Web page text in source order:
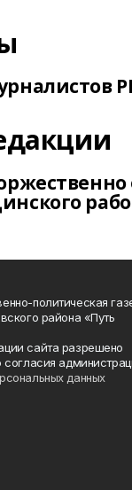
политическая
района «Путь
сайта разрешено
согласия
данных